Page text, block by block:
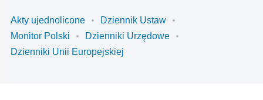
Akty ujednolicone
Dziennik Ustaw
Monitor Polski
Dzienniki Urzędowe
Dzienniki Unii Europejskiej